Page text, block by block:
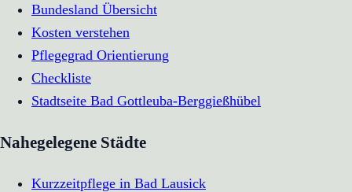
Bundesland Übersicht
Kosten verstehen
Pflegegrad Orientierung
Checkliste
Stadtseite Bad Gottleuba-Berggießhübel
Nahegelegene Städte
Kurzzeitpflege in Bad Lausick